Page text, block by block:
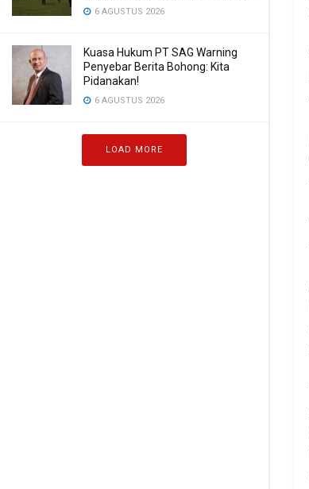
6 AGUSTUS 2026
Kuasa Hukum PT SAG Warning
Penyebar Berita Bohong: Kita
Pidanakan!
6 AGUSTUS 2026
LOAD MORE